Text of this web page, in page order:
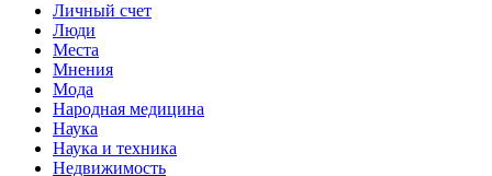
Личный счет
Люди
Места
Мнения
Мода
Народная медицина
Наука
Наука и техника
Недвижимость